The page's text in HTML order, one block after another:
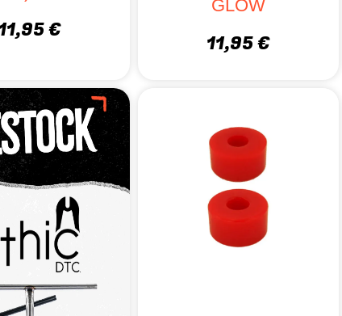
de poussière et de saleté.
de réactivité : Un bon bushing donne une meilleure
CHEZ JACK’NROLL ?
: Skateboard, longboard, cruiser, surfskate.
sélectionnés pour leurs performances.
à choisir les bushings adaptés à votre setup.
découvrir nos modèles en magasin à Toulouse.
votre ride avec des bushings de qualité, disponibles
€
GLOW
11,95 €